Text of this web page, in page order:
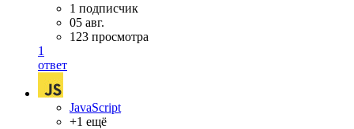
1 подписчик
05 авг.
123 просмотра
1
ответ
JavaScript
+1 ещё